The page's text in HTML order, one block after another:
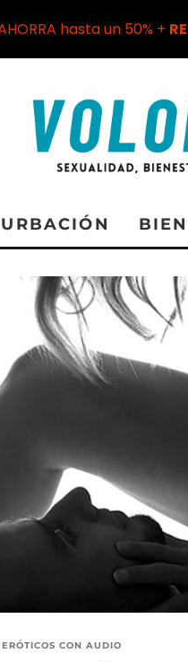
CON AUDIO
hasta un 50% +